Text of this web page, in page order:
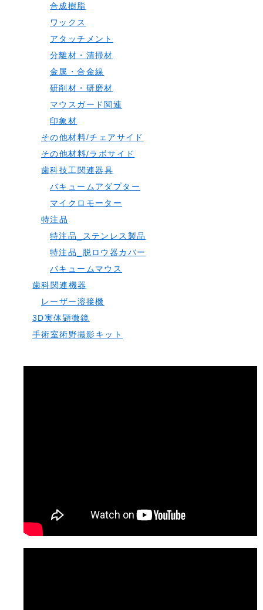
合成樹脂
ワックス
アタッチメント
分離材・清掃材
金属・合金線
研削材・研磨材
マウスガード関連
印象材
その他材料/チェアサイド
その他材料/ラボサイド
歯科技工関連器具
バキュームアダプター
マイクロモーター
特注品
特注品_ステンレス製品
特注品_脱ロウ器カバー
バキュームマウス
歯科関連機器
レーザー溶接機
3D実体顕微鏡
手術室術野撮影キット